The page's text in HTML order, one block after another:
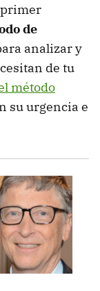
de
analizar y
de tu
método
su urgencia e